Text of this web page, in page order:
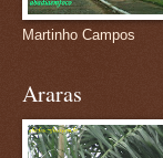
Martinho Campos
Araras